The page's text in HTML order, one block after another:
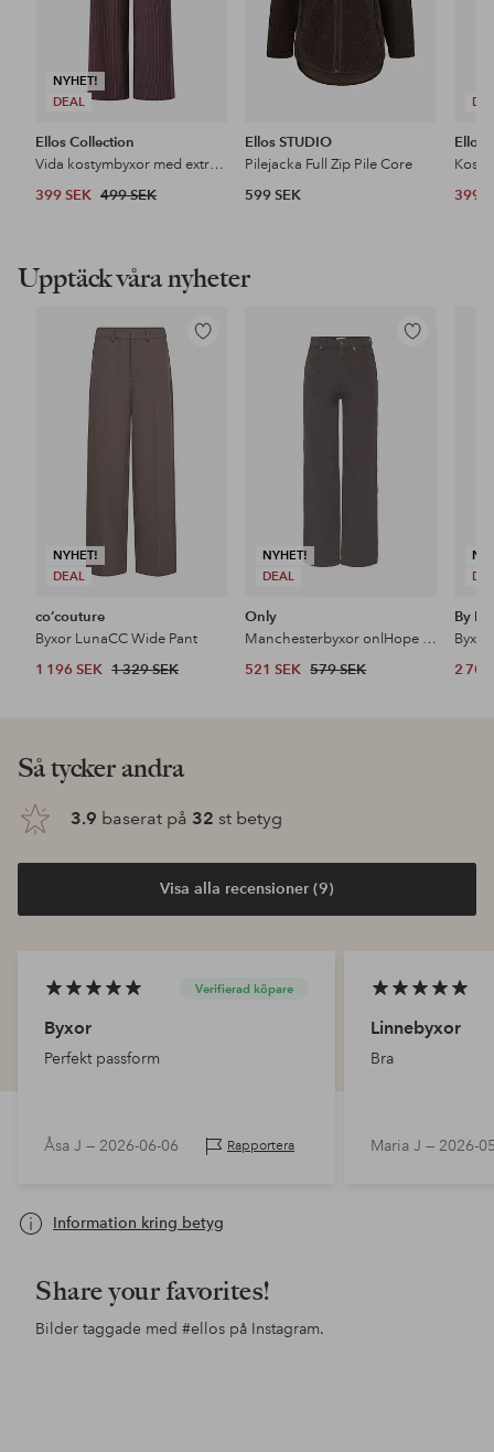
NYHET!
DEAL
Ellos Collection
Vida kostymbyxor med extra hög midja
399 SEK 499 SEK
Ellos STUDIO
Pilejacka Full Zip Pile Core
599 SEK
Ellos
399
Upptäck våra nyheter
NYHET!
DEAL
Lägg
co’couture
Byxor LunaCC Wide Pant
1 196 SEK 1 329 SEK
NYHET!
DEAL
Lägg
Only
Manchesterbyxor onlHope Global HW Wide Cord Pnt
521 SEK 579 SEK
By
2 700
Så tycker andra
3.9 baserat på 32 st betyg
Visa alla recensioner (9)
Verifierad köpare
Byxor
Perfekt passform
Åsa J — 2026-06-06 Rapportera
Linnebyxor
Bra
Maria J — 2026-
Information kring betyg
Share your favorites!
Bilder taggade med #ellos på Instagram.